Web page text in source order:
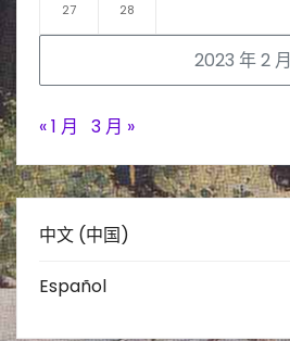
2023 年 2 月
27 28
« 1 月 3 月 »
中文 (中国)
Español